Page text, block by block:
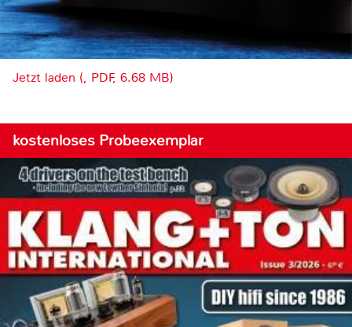
Jetzt laden (, PDF, 6.68 MB)
kostenloses Probeexemplar